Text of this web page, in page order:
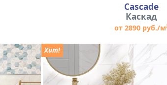
Cascade
Каскад
от 2890 руб./
Хит!